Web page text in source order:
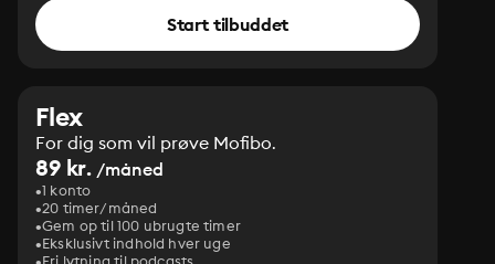
Start tilbuddet
Flex
For dig som vil prøve Mofibo.
89 kr. /måned
1 konto
20 timer/måned
Gem op til 100 ubrugte timer
Eksklusivt indhold hver uge